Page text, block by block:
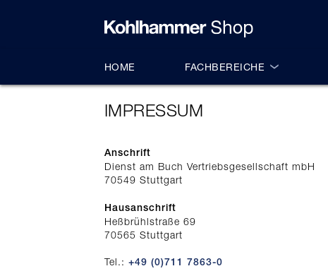
HOME FACHBEREICHE
IMPRESSUM
Anschrift
Dienst am Buch Vertriebsgesellschaft mbH
70549 Stuttgart
Hausanschrift
Heßbrühlstraße 69
70565 Stuttgart
Tel.: +49 (0)711 7863-0